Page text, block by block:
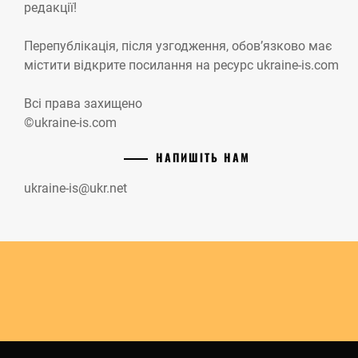
редакції!
Перепублікація, після узгодження, обов’язково має
містити відкрите посилання на ресурс ukraine-is.com
Всі права захищено
©ukraine-is.com
НАПИШІТЬ НАМ
ukraine-is@ukr.net